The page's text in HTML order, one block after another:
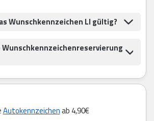
Wunschkennzeichen LI gültig?
Autokennzeichenab 4,90€